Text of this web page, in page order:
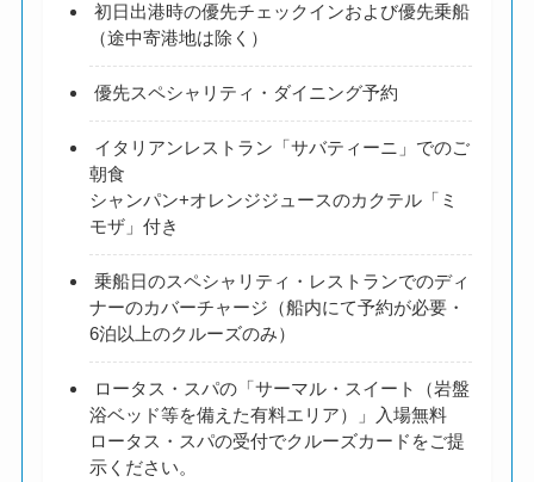
初日出港時の優先チェックインおよび優先乗船
（途中寄港地は除く）
優先スペシャリティ・ダイニング予約
イタリアンレストラン「サバティーニ」でのご
朝食
シャンパン+オレンジジュースのカクテル「ミ
モザ」付き
乗船日のスペシャリティ・レストランでのディ
ナーのカバーチャージ（船内にて予約が必要・
6泊以上のクルーズのみ）
ロータス・スパの「サーマル・スイート（岩盤
浴ベッド等を備えた有料エリア）」入場無料
ロータス・スパの受付でクルーズカードをご提
示ください。